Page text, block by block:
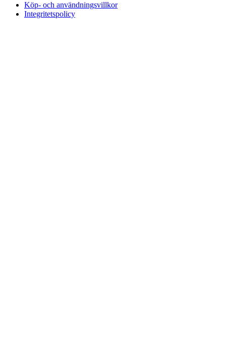
Köp- och användningsvillkor
Integritetspolicy